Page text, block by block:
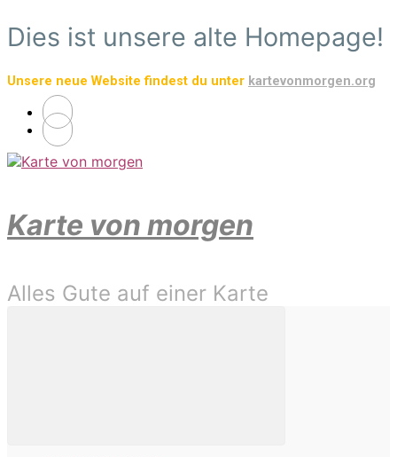
Zum
Hauptinhalt
Dies ist unsere alte Homepage!
Unsere neue Website findest du unter kartevonmorgen.org
Karte von morgen
Alles Gute auf einer Karte